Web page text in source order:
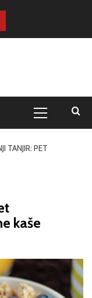
TANJIR: PET
kaše